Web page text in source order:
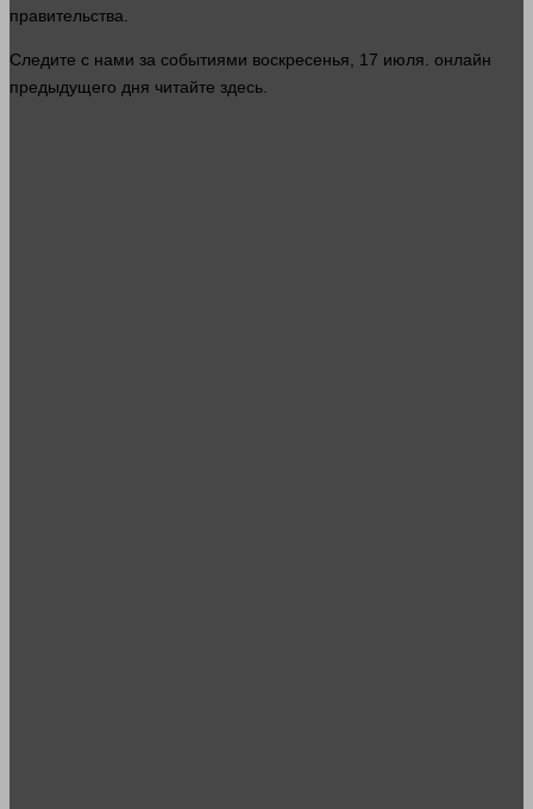
правительства.
Следите с нами за событиями воскресенья, 17 июля. онлайн
предыдущего дня читайте здесь